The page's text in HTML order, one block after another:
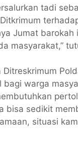
tadi
Jumat
masyarakat,”
Ditreskrimum
bagi warga
bisa sedikit
situasi